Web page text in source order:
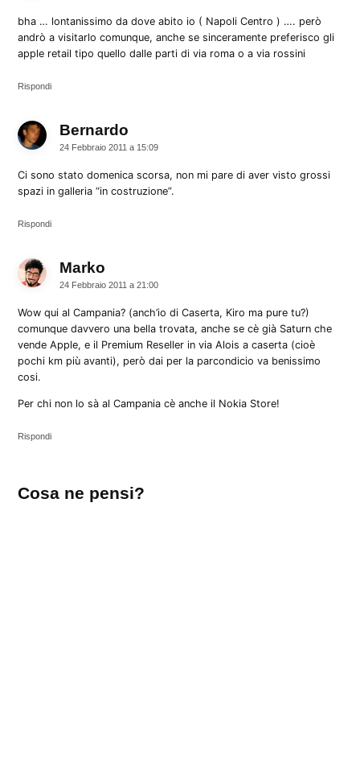
bha … lontanissimo da dove abito io ( Napoli Centro ) …. però
andrò a visitarlo comunque, anche se sinceramente preferisco gli
apple retail tipo quello dalle parti di via roma o a via rossini
Rispondi
Bernardo
24 Febbraio 2011 a 15:09
Ci sono stato domenica scorsa, non mi pare di aver visto grossi
spazi in galleria “in costruzione”.
Rispondi
Marko
24 Febbraio 2011 a 21:00
Wow qui al Campania? (anch’io di Caserta, Kiro ma pure tu?)
comunque davvero una bella trovata, anche se cè già Saturn che
vende Apple, e il Premium Reseller in via Alois a caserta (cioè
pochi km più avanti), però dai per la parcondicio va benissimo
cosi.
Per chi non lo sà al Campania cè anche il Nokia Store!
Rispondi
un
Cosa ne pensi?